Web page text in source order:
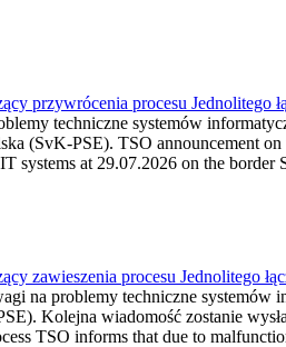
przywrócenia procesu Jednolitego
techniczne systemów
(SvK-PSE). TSO announcement
systems at 29.07.2026 on the border
zawieszenia procesu Jednolitego
na problemy techniczne
Kolejna wiadomość zostanie
TSO informs that due to